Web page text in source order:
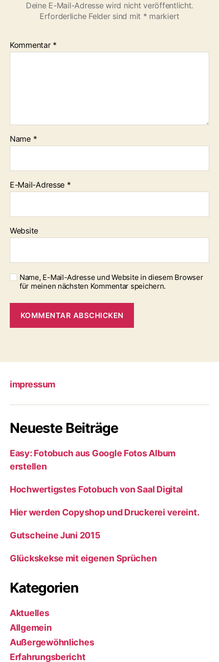
Deine E-Mail-Adresse wird nicht veröffentlicht.
Erforderliche Felder sind mit * markiert
Kommentar *
Name *
E-Mail-Adresse *
Website
Name, E-Mail-Adresse und Website in diesem Browser
für meinen nächsten Kommentar speichern.
impressum
Neueste Beiträge
Easy: Fotobuch aus Google Fotos Album
erstellen
Hochwertigstes Fotobuch von Saal Digital
Hier werden Copyshop und Druckerei vereint.
Gutscheine Juni 2015
Glückskekse mit eigenen Sprüchen
Kategorien
Aktuelles
Allgemein
Außergewöhnliches
Erfahrungsbericht